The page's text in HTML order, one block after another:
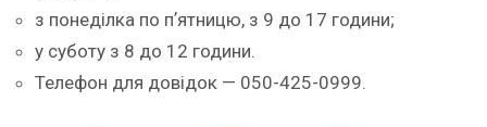
з понеділка по пʼятницю, з 9 до 17 години;
у суботу з 8 до 12 години.
Телефон для довідок — 050-425-0999.